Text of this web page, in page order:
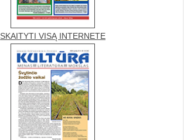
SKAITYTI VISĄ INTERNETE